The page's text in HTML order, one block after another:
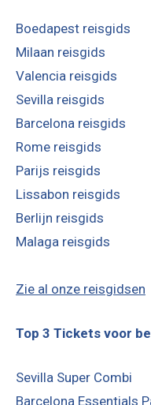
Boedapest reisgids
Milaan reisgids
Valencia reisgids
Sevilla reisgids
Barcelona reisgids
Rome reisgids
Parijs reisgids
Lissabon reisgids
Berlijn reisgids
Malaga reisgids
Zie al onze reisgidsen
Top 3 Tickets voor
Sevilla Super Combi
Barcelona Essentials